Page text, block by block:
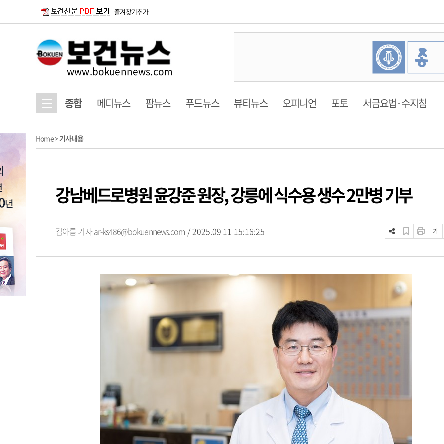
즐겨찾기추가
www.bokuennews.com
종합 메디뉴스 팜뉴스 푸드뉴스 뷰티뉴스 오피니언 포토 서금요법·수지침
Home>기사내용
강남베드로병원 윤강준 원장, 강릉에 식수용 생수 2만병 기부
김아름 기자ar-ks486@bokuennews.com / 2025.09.11 15:16:25 가